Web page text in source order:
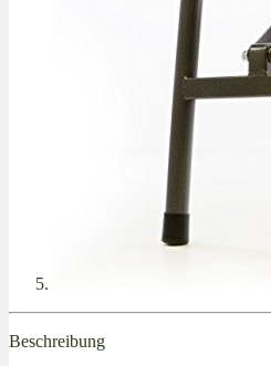
Beschreibung